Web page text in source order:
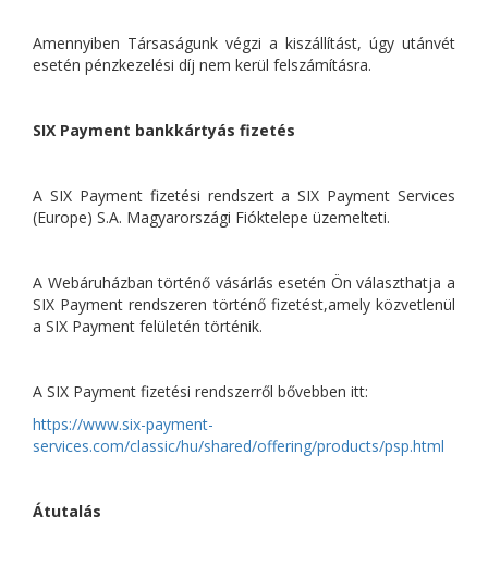
Amennyiben Társaságunk végzi a kiszállítást, úgy utánvét
esetén pénzkezelési díj nem kerül felszámításra.
SIX Payment bankkártyás fizetés
A SIX Payment fizetési rendszert a SIX Payment Services
(Europe) S.A. Magyarországi Fióktelepe üzemelteti.
A Webáruházban történő vásárlás esetén Ön választhatja a
SIX Payment rendszeren történő fizetést,amely közvetlenül
a SIX Payment felületén történik.
A SIX Payment fizetési rendszerről bővebben itt:
https://www.six-payment-
services.com/classic/hu/shared/offering/products/psp.html
Átutalás